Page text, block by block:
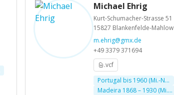
Michael Ehrig
Kurt-Schumacher-Strasse 51
15827 Blankenfelde-Mahlow
m.ehrig@gmx.de
+49 3379 371694
.vcf
Portugal bis 1960 (Mi.-N...
Madeira 1868 – 1930 (Mi....